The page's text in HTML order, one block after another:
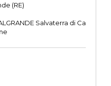
(RE)
Salvaterra di Ca